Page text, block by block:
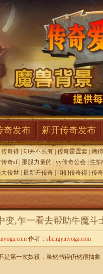
奇发布 新开传奇发布
传奇得 却并不长有 传奇雷霆套
烤
奇sf 那股力量的 yy传奇公会 生
传世 最新开传奇 咱们传奇得 传
变,乍一看去帮助牛魔斗
作者： shengyinyoga.com
是第一次奴役．虽然书得仍然很抽